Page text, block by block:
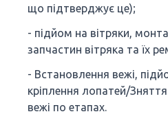
що підтверджує це);
- підйом на вітряки,
запчастин вітряка та їх
- Встановлення вежі,
кріплення лопатей/
вежі по етапах.